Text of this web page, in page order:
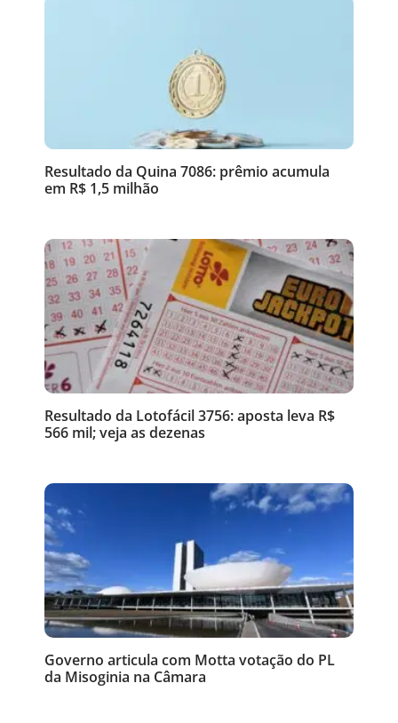
Resultado da Quina 7086: prêmio acumula
em R$ 1,5 milhão
Resultado da Lotofácil 3756: aposta leva R$
566 mil; veja as dezenas
Governo articula com Motta votação do PL
da Misoginia na Câmara